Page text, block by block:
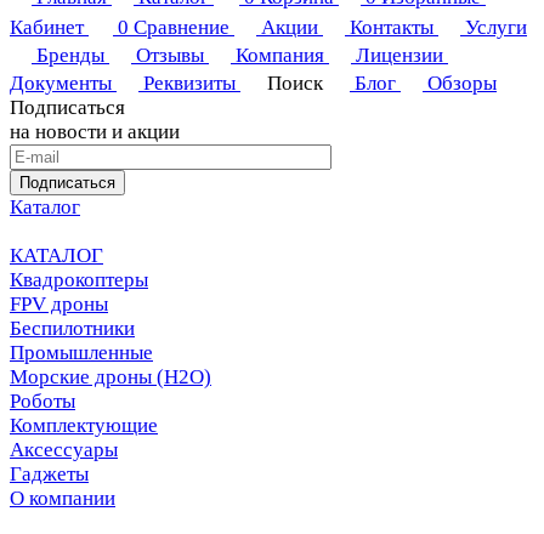
Кабинет
0 Сравнение Акции Контакты
Услуги
Бренды
Отзывы Компания
Лицензии
Документы
Реквизиты Поиск Блог
Обзоры
Подписаться
на новости и акции
Подписаться
Каталог
КАТАЛОГ
Квадрокоптеры
FPV дроны
Беспилотники
Промышленные
Морские дроны (H2O)
Роботы
Комплектующие
Аксессуары
Гаджеты
О компании